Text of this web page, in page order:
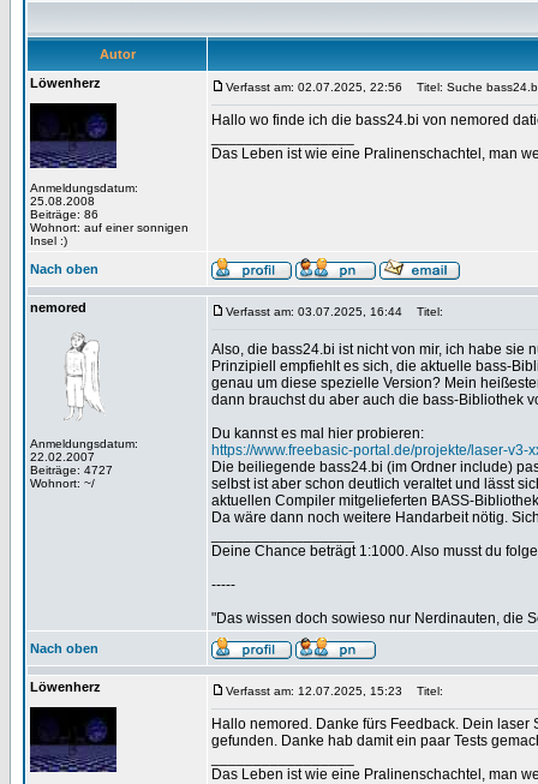
Autor
Löwenherz
Anmeldungsdatum:
25.08.2008
Beiträge: 86
Wohnort: auf einer sonnigen
Insel :)
Verfasst am: 02.07.2025, 22:56 Titel: Suche
Hallo wo finde ich die bass24.bi von nemored
Das Leben ist wie eine Pralinenschachtel, man
Nach oben
nemored
Anmeldungsdatum:
22.02.2007
Beiträge: 4727
Wohnort: ~/
Verfasst am: 03.07.2025, 16:44 Titel:
Also, die bass24.bi ist nicht von mir, ich habe
Prinzipiell empfiehlt es sich, die aktuelle bass-
genau um diese spezielle Version? Mein
dann brauchst du aber auch die bass-Bibliothek
Du kannst es mal hier probieren:
https://www.freebasic-portal.de/projekte/laser-v3-
Die beiliegende bass24.bi (im Ordner include)
selbst ist aber schon deutlich veraltet und lässt
aktuellen Compiler mitgelieferten BASS-
Da wäre dann noch weitere Handarbeit nötig.
Deine Chance beträgt 1:1000. Also musst du
-----
"Das wissen doch sowieso nur Nerdinauten, die
Nach oben
Löwenherz Verfasst am: 12.07.2025, 15:23 Titel:
Hallo nemored. Danke fürs Feedback. Dein
gefunden. Danke hab damit ein paar Tests
Das Leben ist wie eine Pralinenschachtel, man